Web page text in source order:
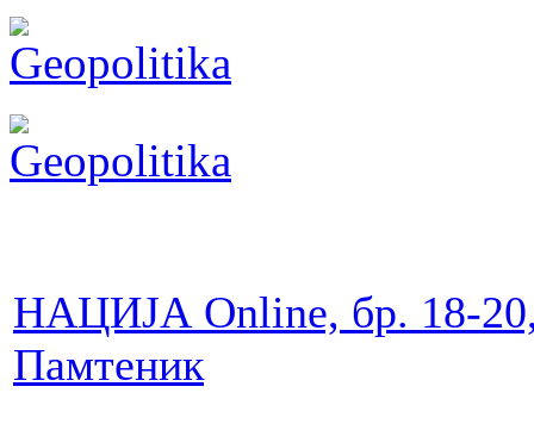
НАЦИЈА Online, бр. 18-
Памтеник